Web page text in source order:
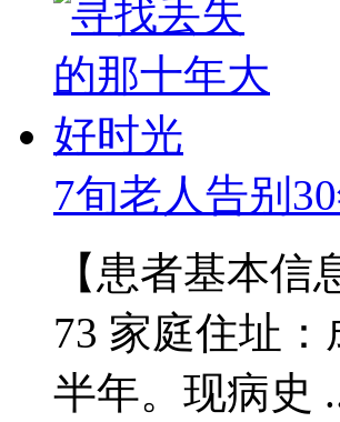
7旬老人告别
【患者基本
73 家庭住址
半年。现病史